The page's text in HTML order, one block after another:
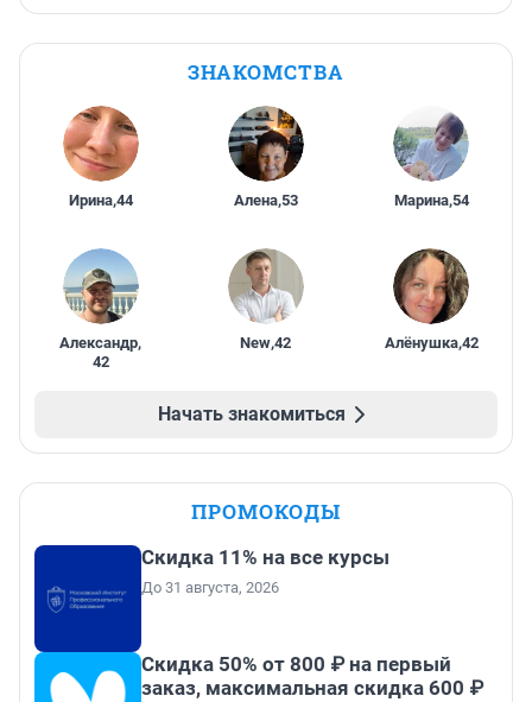
ЗНАКОМСТВА
Ирина,44 Алена,53 Марина,54
Александр,
42
New,42 Алёнушка,42
Начать знакомиться
ПРОМОКОДЫ
Скидка 11% на все курсы
До 31 августа, 2026
Скидка 50% от 800 ₽ на первый
заказ, максимальная скидка 600 ₽